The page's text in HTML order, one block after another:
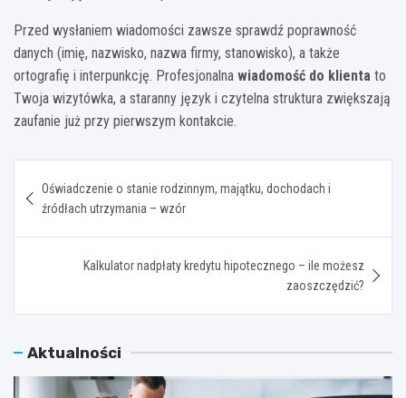
Przed wysłaniem wiadomości zawsze sprawdź poprawność
danych (imię, nazwisko, nazwa firmy, stanowisko), a także
ortografię i interpunkcję. Profesjonalna wiadomość do klienta to
Twoja wizytówka, a staranny język i czytelna struktura zwiększają
zaufanie już przy pierwszym kontakcie.
wpisu
Oświadczenie o stanie rodzinnym, majątku, dochodach i
źródłach utrzymania – wzór
Kalkulator nadpłaty kredytu hipotecznego – ile możesz
zaoszczędzić?
Aktualności